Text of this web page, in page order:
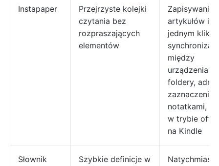
Instapaper
Przejrzyste kolejki
czytania bez
rozpraszających
elementów
Zapisywanie
artykułów i
jednym
między
urządzeniami,
foldery,
notatkami,
w trybie
na Kindle
Słownik
Szybkie definicje w